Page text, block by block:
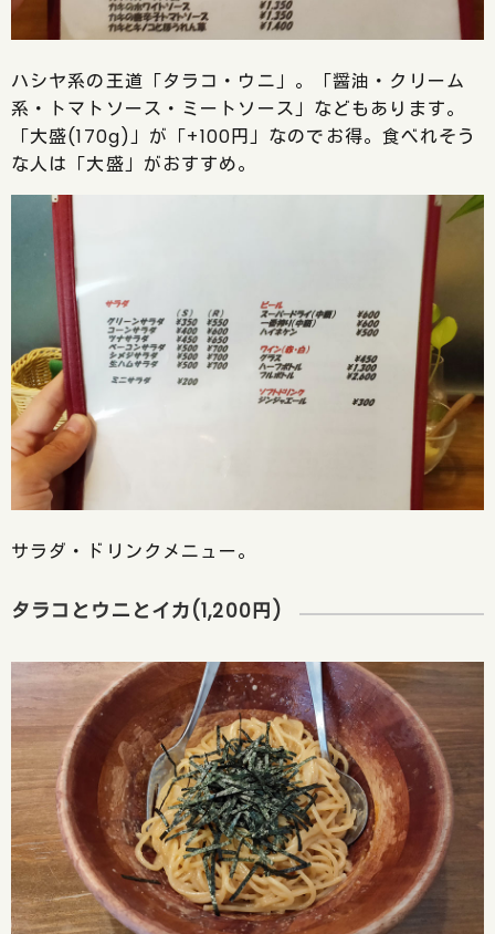
ハシヤ系の王道「タラコ・ウニ」。「醤油・クリーム
系・トマトソース・ミートソース」などもあります。
「大盛(170g)」が「+100円」なのでお得。食べれそう
な人は「大盛」がおすすめ。
サラダ・ドリンクメニュー。
タラコとウニとイカ(1,200円)